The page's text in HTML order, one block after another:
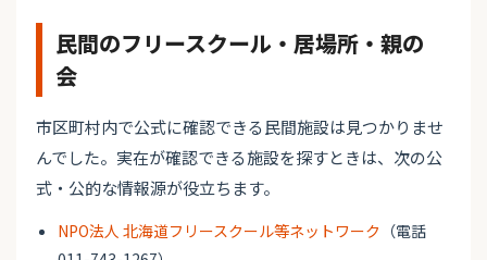
民間のフリースクール・居場所・親の
会
市区町村内で公式に確認できる民間施設は見つかりませ
んでした。実在が確認できる施設を探すときは、次の公
式・公的な情報源が役立ちます。
NPO法人 北海道フリースクール等ネットワーク （電話